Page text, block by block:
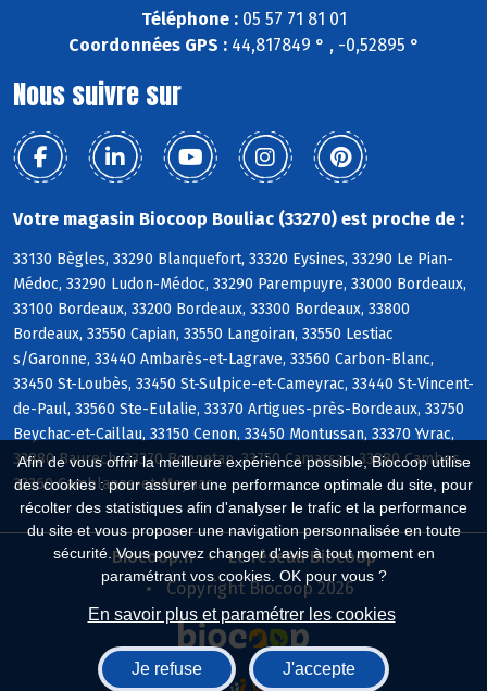
Afin de vous offrir la meilleure expérience possible, Biocoop utilise
des cookies : pour assurer une performance optimale du site, pour
récolter des statistiques afin d'analyser le trafic et la performance
du site et vous proposer une navigation personnalisée en toute
sécurité. Vous pouvez changer d'avis à tout moment en
paramétrant vos cookies. OK pour vous ?
En savoir plus et paramétrer les cookies
Je refuse J'accepte
Téléphone :05 57 71 81 01
Coordonnées GPS :44,817849 ° , -0,52895 °
Nous suivre sur
Votre magasin Biocoop Bouliac (33270) est proche de :
33130 Bègles, 33290 Blanquefort, 33320 Eysines, 33290 Le Pian-
Médoc, 33290 Ludon-Médoc, 33290 Parempuyre, 33000 Bordeaux,
33100 Bordeaux, 33200 Bordeaux, 33300 Bordeaux, 33800
Bordeaux, 33550 Capian, 33550 Langoiran, 33550 Lestiac
s/Garonne, 33440 Ambarès-et-Lagrave, 33560 Carbon-Blanc,
33450 St-Loubès, 33450 St-Sulpice-et-Cameyrac, 33440 St-Vincent-
de-Paul, 33560 Ste-Eulalie, 33370 Artigues-près-Bordeaux, 33750
Beychac-et-Caillau, 33150 Cenon, 33450 Montussan, 33370 Yvrac,
33880 Baurech, 33370 Bonnetan, 33750 Camarsac, 33880 Cambes,
33360 Camblanes-et-Meynac
Biocoop.fr
Le réseau Biocoop
Copyright Biocoop 2026